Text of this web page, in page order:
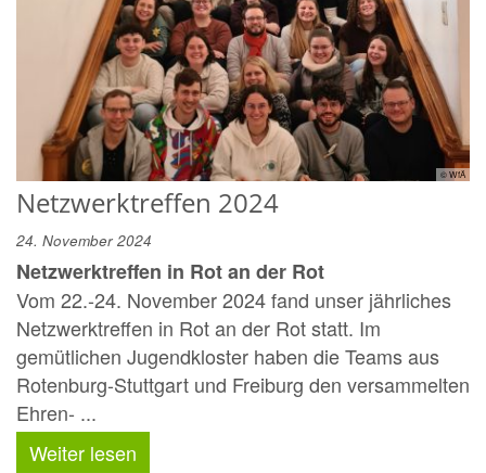
© WfÄ
Netzwerktreffen 2024
24. November 2024
Netzwerktreffen in Rot an der Rot
Vom 22.-24. November 2024 fand unser jährliches
Netzwerktreffen in Rot an der Rot statt. Im
gemütlichen Jugendkloster haben die Teams aus
Rotenburg-Stuttgart und Freiburg den versammelten
Ehren- ...
Weiter lesen